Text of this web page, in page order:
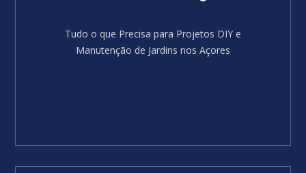
Tudo o que Precisa para Projetos DIY e
Manutenção de Jardins nos Açores